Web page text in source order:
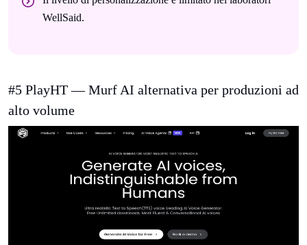
WellSaid.
#5 PlayHT — Murf AI alternativa per produzioni ad
alto volume